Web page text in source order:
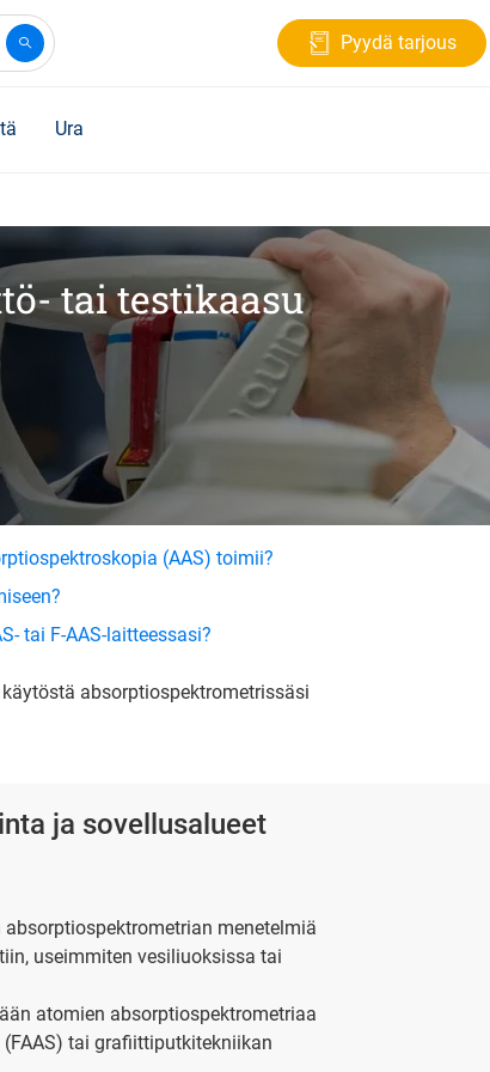
Pyydä tarjous
Ura
tai testikaasu
(AAS) toimii?
tai F-AAS-laitteessasi?
absorptiospektrometrissäsi
ja sovellusalueet
menetelmiä
useimmiten vesiliuoksissa tai
atomien absorptiospektrometriaa
tai grafiittiputkitekniikan